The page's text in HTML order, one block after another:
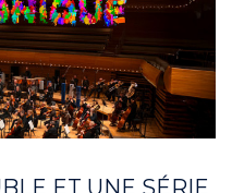
ET UNE SÉRIE